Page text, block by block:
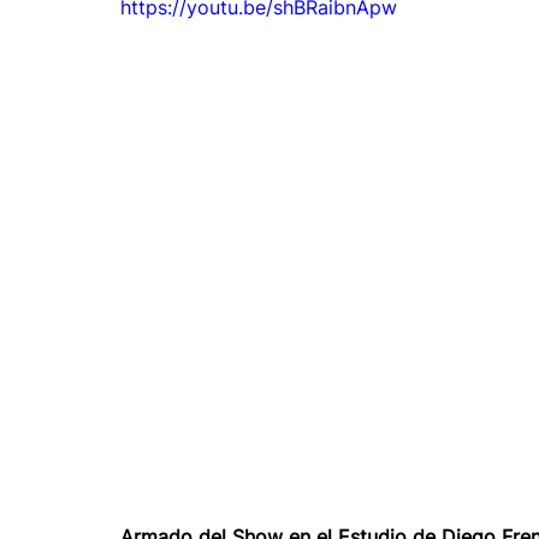
https://youtu.be/shBRaibnApw